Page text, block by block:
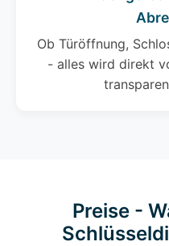
Ob Türöffnung,
- alles wird direkt
Preise -